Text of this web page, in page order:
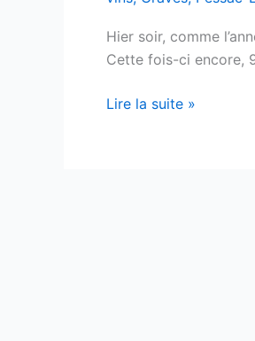
Hier soir, comme
Cette fois-ci encore,
Dégustations
Lire la suite »